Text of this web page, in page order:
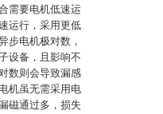
需要电机低速运
运行，采用更低
步电机极对数，
设备，且影响不
数则会导致漏感
机虽无需采用电
磁通过多，损失